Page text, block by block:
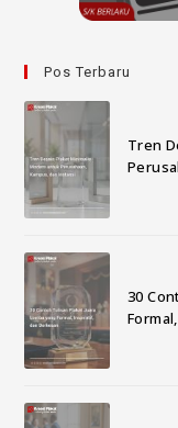
Pos Terbaru
Tren
30